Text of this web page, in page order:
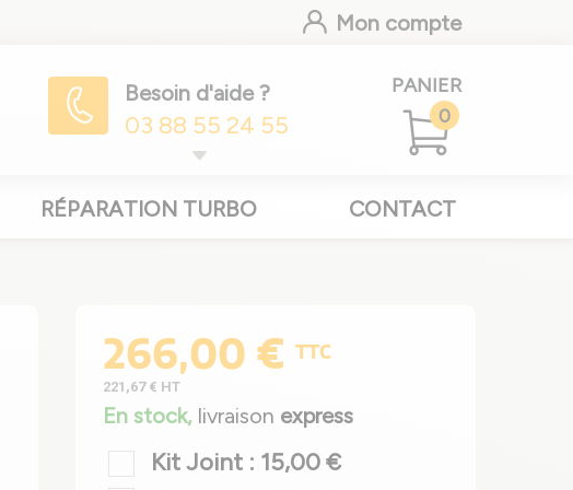
Mon compte
Besoin d'aide ?
03 88 55 24 55
PANIER
0
RÉPARATION TURBO CONTACT
266,00 € TTC
221,67 € HT
En stock, livraison express
Kit Joint : 15,00 €